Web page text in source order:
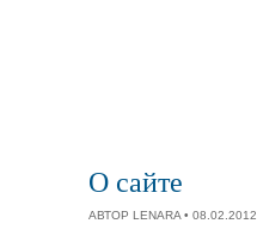
О сайте
АВТОР LENARA• 08.02.2012